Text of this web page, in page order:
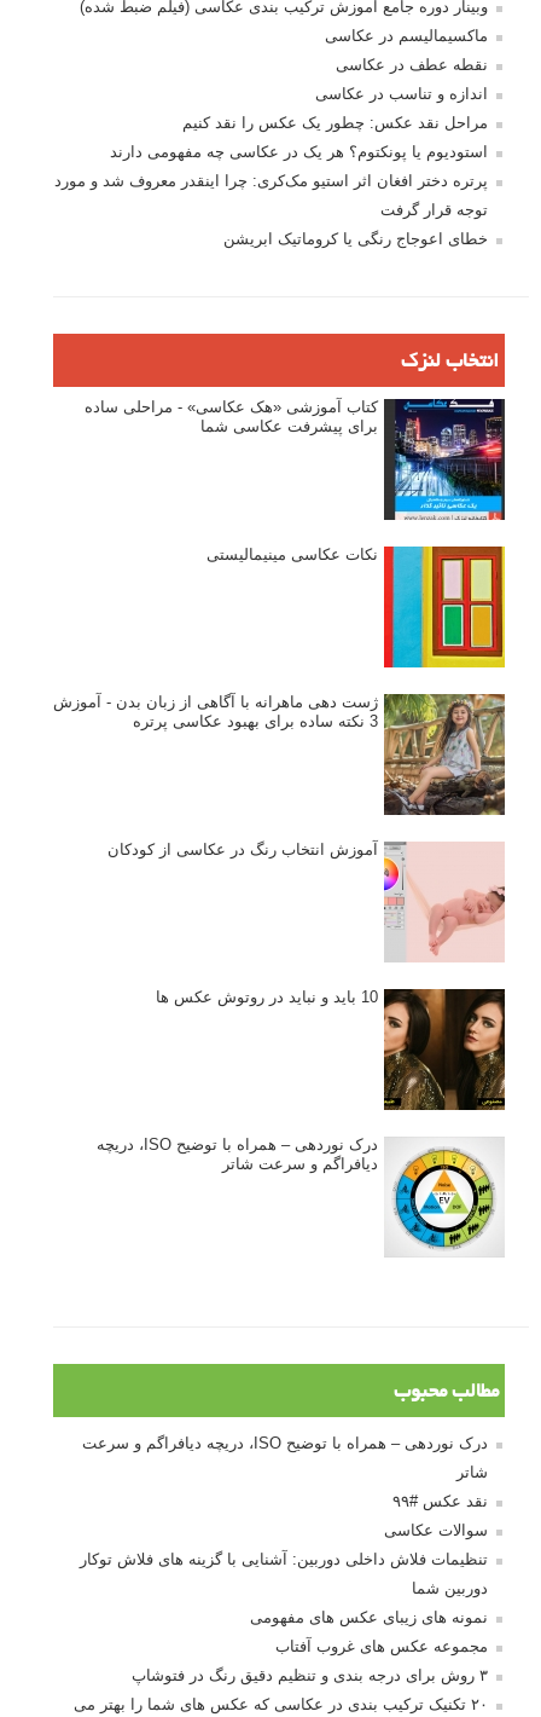
وبینار دوره جامع آموزش ترکیب بندی عکاسی (فیلم ضبط شده)
ماکسیمالیسم در عکاسی
نقطه عطف در عکاسی
اندازه و تناسب در عکاسی
مراحل نقد عکس: چطور یک عکس را نقد کنیم
استودیوم یا پونکتوم؟ هر یک در عکاسی چه مفهومی دارند
پرتره دختر افغان اثر استیو مک‌کری: چرا اینقدر معروف شد و مورد
توجه قرار گرفت
خطای اعوجاج رنگی یا کروماتیک ابریشن
انتخاب لنزک
کتاب آموزشی «هک عکاسی» - مراحلی ساده
برای پیشرفت عکاسی شما
نکات عکاسی مینیمالیستی
ژست دهی ماهرانه با آگاهی از زبان بدن - آموزش
3 نکته ساده برای بهبود عکاسی پرتره
آموزش انتخاب رنگ در عکاسی از کودکان
10 باید و نباید در روتوش عکس ها
درک نوردهی – همراه با توضیح ISO، دریچه
دیافراگم و سرعت شاتر
مطالب محبوب
درک نوردهی – همراه با توضیح ISO، دریچه دیافراگم و سرعت
شاتر
نقد عکس #۹۹
سوالات عکاسی
تنظیمات فلاش داخلی دوربین: آشنایی با گزینه های فلاش توکار
دوربین شما
نمونه های زیبای عکس های مفهومی
مجموعه عکس های غروب آفتاب
۳ روش برای درجه بندی و تنظیم دقیق رنگ در فتوشاپ
۲۰ تکنیک ترکیب بندی در عکاسی که عکس های شما را بهتر می